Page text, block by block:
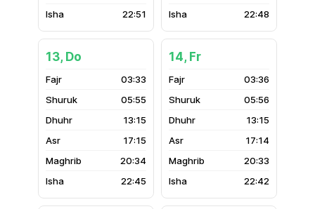
22:51
22:48
13, Do
03:33
05:55
13:15
17:15
20:34
22:45
14, Fr
03:36
05:56
13:15
17:14
20:33
22:42